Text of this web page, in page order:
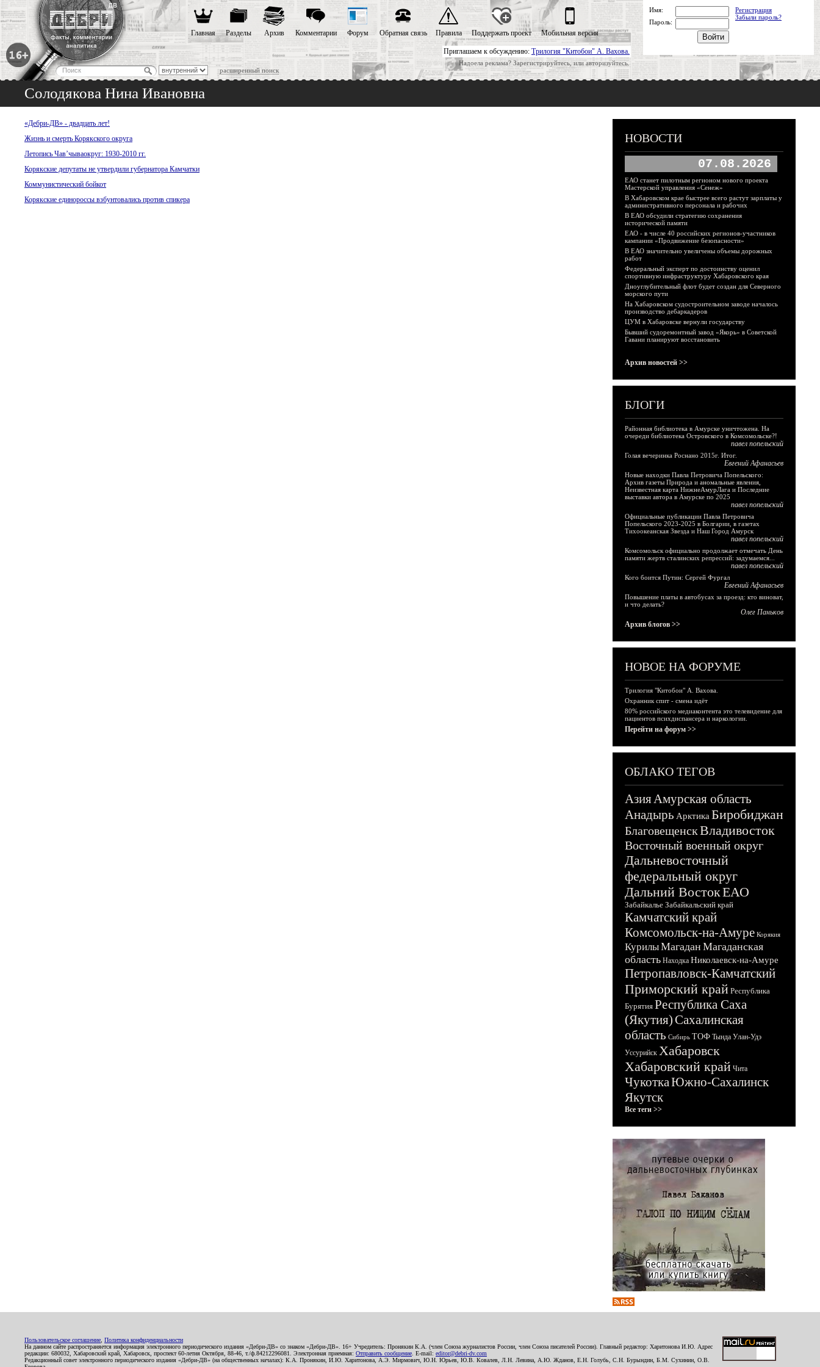
Приглашаем к обсуждению: Трилогия "Китобои" А. Вахова.
Надоела реклама? Зарегистрируйтесь, или авторизуйтесь.
расширенный поиск
Главная Разделы Архив Комментарии Форум Обратная связь Правила Поддержать проект Мобильная версия
Имя:
Регистрация
Забыли пароль?
Пароль:
Солодякова Нина Ивановна
«Дебри-ДВ» - двадцать лет!
Жизнь и смерть Корякского округа
Летопись Чав’чываокруг: 1930-2010 гг.
Корякские депутаты не утвердили губернатора Камчатки
Коммунистический бойкот
Корякские единороссы взбунтовались против спикера
НОВОСТИ
07.08.2026
ЕАО станет пилотным регионом нового проекта
Мастерской управления «Сенеж»
В Хабаровском крае быстрее всего растут зарплаты у
административного персонала и рабочих
В ЕАО обсудили стратегию сохранения
исторической памяти
ЕАО - в числе 40 российских регионов-участников
кампании «Продвижение безопасности»
В ЕАО значительно увеличены объемы дорожных
работ
Федеральный эксперт по достоинству оценил
спортивную инфраструктуру Хабаровского края
Дноуглубительный флот будет создан для Северного
морского пути
На Хабаровском судостроительном заводе началось
производство дебаркадеров
ЦУМ в Хабаровске вернули государству
Бывший судоремонтный завод «Якорь» в Советской
Гавани планируют восстановить
Архив новостей >>
БЛОГИ
Районная библиотека в Амурске уничтожена. На
очереди библиотека Островского в Комсомольске?!
павел попельский
Голая вечеринка Роснано 2015г. Итог.
Евгений Афанасьев
Новые находки Павла Петровича Попельского:
Архив газеты Природа и аномальные явления,
Неизвестная карта НижнеАмурЛага и Последние
выставки автора в Амурске по 2025
павел попельский
Официальные публикации Павла Петровича
Попельского 2023-2025 в Болгарии, в газетах
Тихоокеанская Звезда и Наш Город Амурск
павел попельский
Комсомольск официально продолжает отмечать День
памяти жертв сталинских репрессий: задумаемся...
павел попельский
Кого боится Путин: Сергей Фургал
Евгений Афанасьев
Повышение платы в автобусах за проезд: кто виноват,
и что делать?
Олег Паньков
Архив блогов >>
НОВОЕ НА ФОРУМЕ
Трилогия "Китобои" А. Вахова.
Охранник спит - смена идёт
80% российского медиаконтента это телевидение для
пациентов психдиспансера и наркологии.
Перейти на форум >>
ОБЛАКО ТЕГОВ
АзияАмурская область
Анадырь Арктика Биробиджан
БлаговещенскВладивосток
Восточный военный округ
Дальневосточный
федеральный округ
Дальний ВостокЕАО
Забайкалье Забайкальский край
Камчатский край
Комсомольск-на-Амуре Корякия
КурилыМагадан Магаданская
область Находка Николаевск-на-Амуре
Петропавловск-Камчатский
Приморский край Республика
Бурятия Республика Саха
(Якутия)Сахалинская
область Сибирь ТОФ Тында Улан-Удэ
Уссурийск Хабаровск
Хабаровский край Чита
ЧукоткаЮжно-Сахалинск
Якутск
Все теги >>
Пользовательское соглашение Политика конфиденциальности
На данном сайте распространяется информация электронного периодического издания «Дебри-ДВ» со знаком «Дебри-ДВ». 16+ Учредитель: Пронякин К.А. (член Союза журналистов России, член Союза писателей России). Главный редактор: Харитонова И.Ю. Адрес
редакции: 680032, Хабаровский край, Хабаровск, проспект 60-летия Октября, 88-46, т./ф.84212296081. Электронная приемная: Отправить сообщение . E-mail: editor@debri-dv.com
Редакционный совет электронного периодического издания «Дебри-ДВ» (на общественных началах): К.А. Пронякин, И.Ю. Харитонова, А.Э. Мирмович, Ю.Н. Юрьев, Ю.В. Ковалев, Л.Н. Левина, А.Ю. Жданов, Е.Н. Голубь, С.Н. Бурындин, Б.М. Сухинин, О.В.